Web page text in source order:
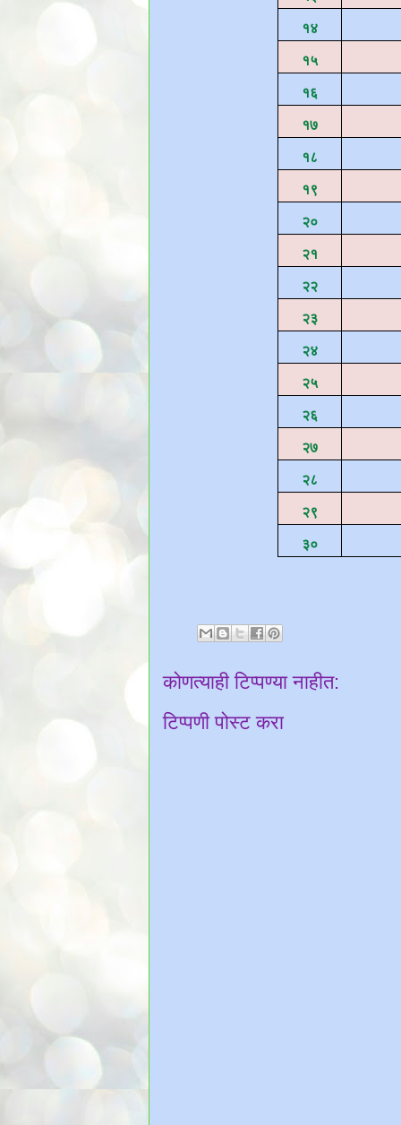
१४
१५
१६
१७
१८
१९
२०
२१
२२
२३
२४
२५
२६
२७
२८
२९
३०
कोणत्याही टिप्पण्‍या नाहीत:
टिप्पणी पोस्ट करा